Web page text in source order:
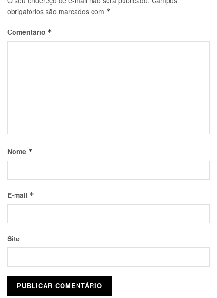
obrigatórios são marcados com *
Comentário *
Nome *
E-mail *
Site